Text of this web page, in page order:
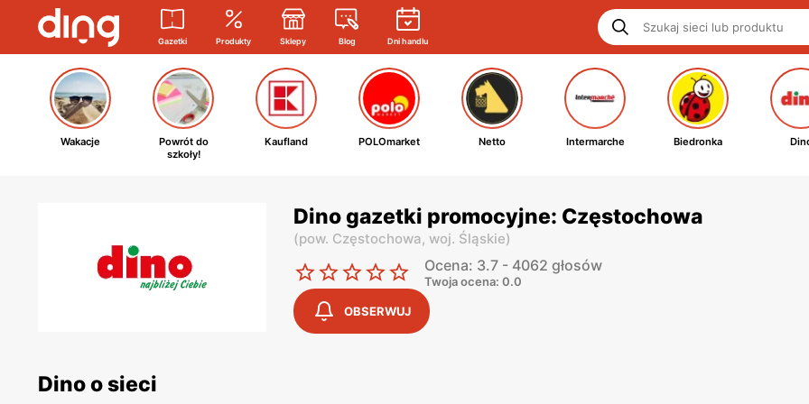
Gazetki Produkty Sklepy Blog Dni handlu
Wakacje
Powrót do
szkoły!
Kaufland POLOmarket Netto Intermarche Biedronka
Dino gazetki promocyjne: Częstochowa
(pow. Częstochowa, woj. Śląskie)
Ocena: 3.7 - 4062 głosów
Twoja ocena: 0.0
OBSERWUJ
Dino o sieci